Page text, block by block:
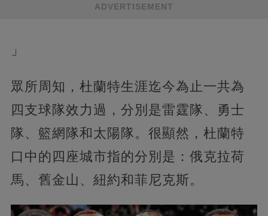
ADVERTISEMENT
」
眾所周知，杜蘭特生涯迄今為止一共為
四支球隊效力過，分別是雷霆隊、勇士
隊、籃網隊和太陽隊。很顯然，杜蘭特
口中的四座城市指的分別是：俄克拉荷
馬、舊金山、紐約和菲尼克斯。